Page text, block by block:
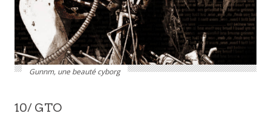
Gunnm, une beauté cyborg
10/ GTO